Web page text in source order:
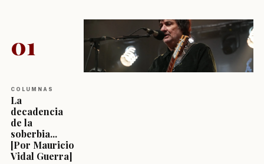
01
COLUMNAS
La
decadencia
de la
soberbia...
[Por Mauricio
Vidal Guerra]